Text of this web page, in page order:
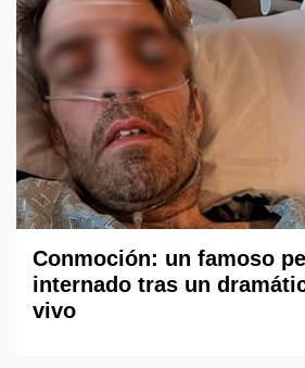
Conmoción: un famoso
internado tras un
vivo